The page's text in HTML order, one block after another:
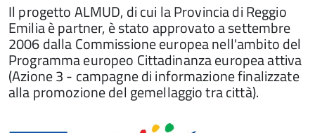
Il progetto ALMUD, di cui la Provincia di Reggio
Emilia è partner, è stato approvato a settembre
2006 dalla Commissione europea nell'ambito del
Programma europeo Cittadinanza europea attiva
(Azione 3 - campagne di informazione finalizzate
alla promozione del gemellaggio tra città).